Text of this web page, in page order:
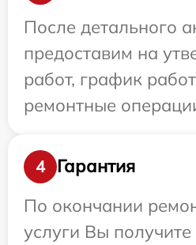
После детального
предоставим на
работ, график
ремонтные
4
Гарантия
По окончании
услуги Вы